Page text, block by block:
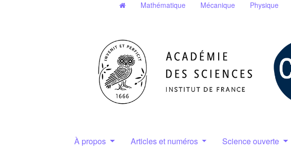
Mathématique Mécanique Physique
À propos Articles et numéros Science ouverte